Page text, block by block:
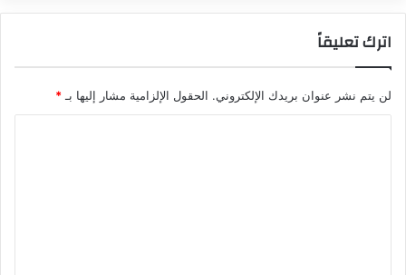
اترك تعليقاً
لن يتم نشر عنوان بريدك الإلكتروني. الحقول الإلزامية مشار إليها بـ *